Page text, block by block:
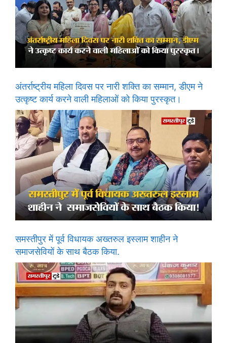
अंतर्राष्ट्रीय महिला दिवस पर नारी शक्ति का सम्मान, डीएम ने
उत्कृष्ट कार्य करने वाली महिलाओं को किया पुरस्कृत।
समस्तीपुर में पूर्व विधायक अख्तरुल इस्लाम शाहीन ने
समाजसेवियों के साथ बैठक किया.